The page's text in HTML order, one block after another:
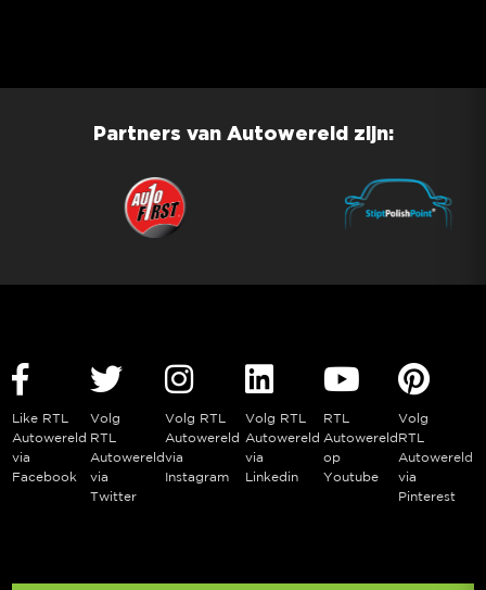
Partners van Autowereld zijn:
Like RTL
Autowereld
via
Facebook
Volg
RTL
Autowereld
via
Twitter
Volg RTL
Autowereld
via
Instagram
Volg RTL
Autowereld
via
Linkedin
RTL
Autowereld
op
Youtube
Volg
RTL
Autowereld
via
Pinterest